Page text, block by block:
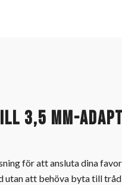
3,5 mm-
för att ansluta dina
utan att behöva byta till